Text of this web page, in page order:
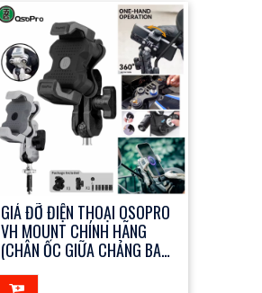
GIÁ ĐỠ ĐIỆN THOẠI OSOPRO
VH MOUNT CHÍNH HÃNG
(CHÂN ỐC GIỮA CHẢNG BA